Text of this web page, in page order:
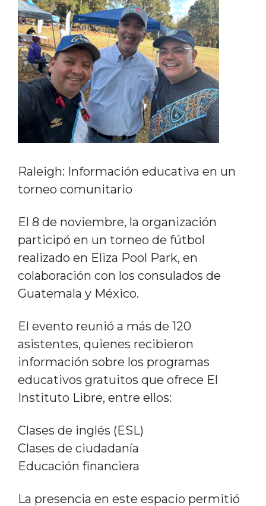
Raleigh: Información educativa en un
torneo comunitario
El 8 de noviembre, la organización
participó en un torneo de fútbol
realizado en Eliza Pool Park, en
colaboración con los consulados de
Guatemala y México.
El evento reunió a más de 120
asistentes, quienes recibieron
información sobre los programas
educativos gratuitos que ofrece El
Instituto Libre, entre ellos:
Clases de inglés (ESL)
Clases de ciudadanía
Educación financiera
La presencia en este espacio permitió